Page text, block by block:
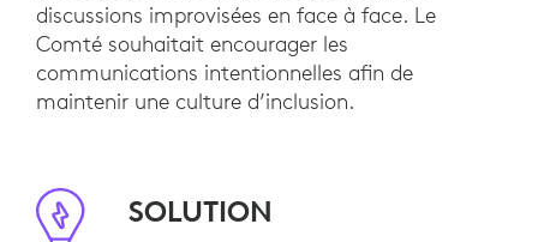
discussions improvisées en face à face. Le
Comté souhaitait encourager les
communications intentionnelles afin de
maintenir une culture d’inclusion.
SOLUTION